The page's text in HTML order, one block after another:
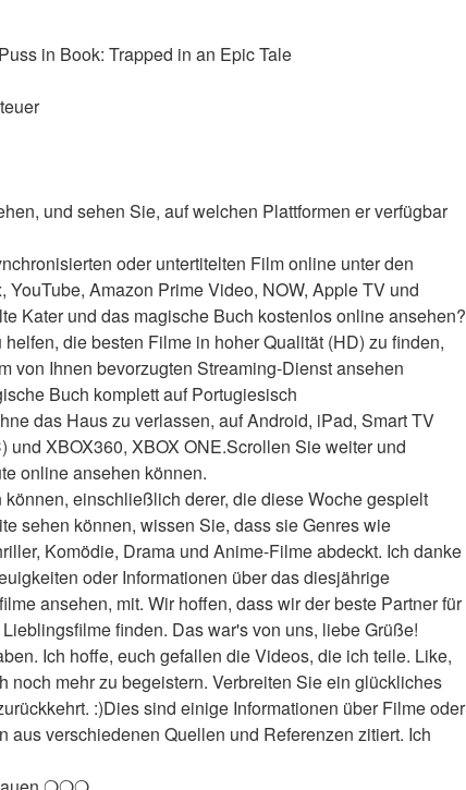
in Book: Trapped in an Epic Tale
und sehen Sie, auf welchen Plattformen er verfügbar
oder untertitelten Film online unter den
Amazon Prime Video, NOW, Apple TV und
Kater und das magische Buch kostenlos online ansehen?
die besten Filme in hoher Qualität (HD) zu finden,
von Ihnen bevorzugten Streaming-Dienst ansehen
Buch komplett auf Portugiesisch
das Haus zu verlassen, auf Android, iPad, Smart TV
XBOX360, XBOX ONE.Scrollen Sie weiter und
online ansehen können.
einschließlich derer, die diese Woche gespielt
sehen können, wissen Sie, dass sie Genres wie
Komödie, Drama und Anime-Filme abdeckt. Ich danke
oder Informationen über das diesjährige
ansehen, mit. Wir hoffen, dass wir der beste Partner für
finden. Das war's von uns, liebe Grüße!
Ich hoffe, euch gefallen die Videos, die ich teile. Like,
mehr zu begeistern. Verbreiten Sie ein glückliches
:)Dies sind einige Informationen über Filme oder
verschiedenen Quellen und Referenzen zitiert. Ich